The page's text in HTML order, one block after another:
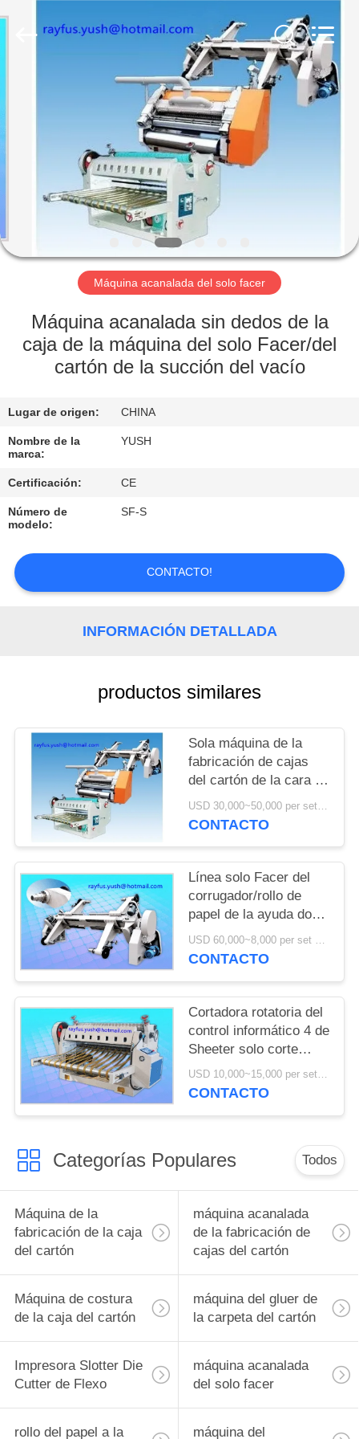
PRODUCTOS
SOBRE
NOSOTROS
VIAJE
FÁBRICA
DE
CALIDAD
EN
CONTACTO
CON
NOTICIAS
fabricación
cartonboxmanufacturingmachine.com.
Máquina acanalada del solo facer
Máquina acanalada sin dedos de la
caja de la máquina del solo Facer/del
cartón de la succión del vacío
Lugar de origen: CHINA
Nombre de la
marca:
YUSH
Certificación: CE
Número de
modelo:
SF-S
CONTACTO!
INFORMACIÓN DETALLADA
productos similares
Sola máquina de la
fabricación de cajas
del cartón de la cara a
cubrir o a
rodar/máquina de la
USD 30,000~50,000 per set MOQ:1 sistema
CONTACTO
Línea solo Facer del
corrugador/rollo de
papel de la ayuda dos
eléctricos del soporte
de rollo de molino de
USD 60,000~8,000 per set MOQ:1 sistema
CONTACTO
Cortadora rotatoria del
control informático 4 de
Sheeter solo corte
hecho frente de la
cartulina acanalada de
USD 10,000~15,000 per set MOQ:1 sistema
CONTACTO
Categorías Populares Todos
Máquina de la
fabricación de la caja
del cartón
máquina acanalada
de la fabricación de
cajas del cartón
Máquina de costura
de la caja del cartón
máquina del gluer de
la carpeta del cartón
Impresora Slotter Die
Cutter de Flexo
máquina acanalada
del solo facer
rollo del papel a la máquina del